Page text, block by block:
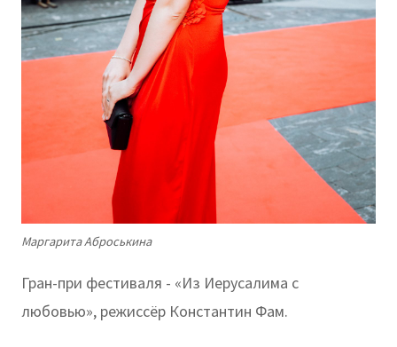
Маргарита Аброськина
Гран-при фестиваля - «Из Иерусалима с
любовью», режиссёр Константин Фам.